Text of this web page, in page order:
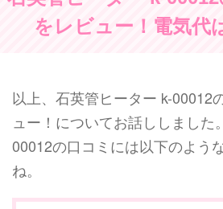
をレビュー！電気代
以上、石英管ヒーター k-00012
ュー！についてお話ししました
00012の口コミには以下のよう
ね。